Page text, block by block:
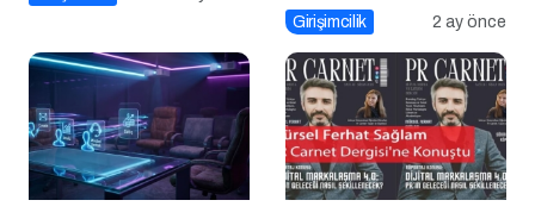
Markalaşma Sohbetleri
Girişimcilik 2 ay önce